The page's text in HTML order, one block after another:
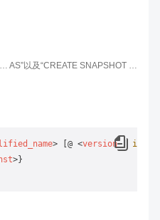
AS”以及“CREATE SNAPSHOT …
> [@ <version | ident
>}